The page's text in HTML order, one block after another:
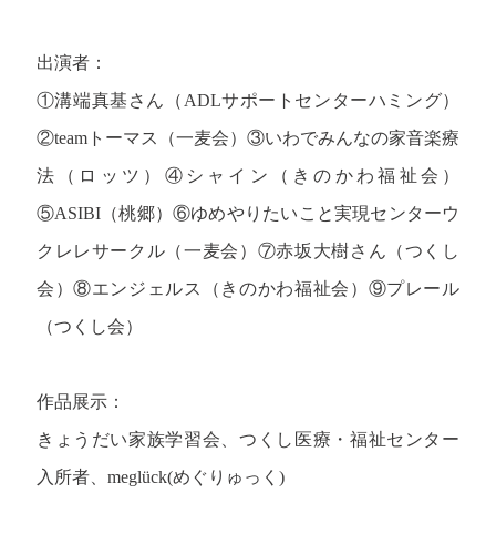
出演者：
①溝端真基さん（ADLサポートセンターハミング）
②teamトーマス（一麦会）③いわでみんなの家音楽療
法（ロッツ）④シャイン（きのかわ福祉会）
⑤ASIBI（桃郷）⑥ゆめやりたいこと実現センターウ
クレレサークル（一麦会）⑦赤坂大樹さん（つくし
会）⑧エンジェルス（きのかわ福祉会）⑨プレール
（つくし会）
作品展示：
きょうだい家族学習会、つくし医療・福祉センター
入所者、meglück(めぐりゅっく)